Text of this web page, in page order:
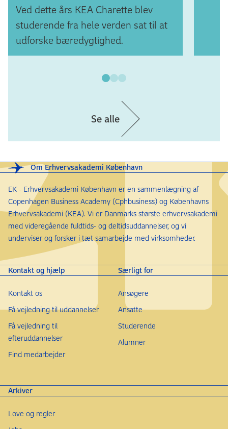
Ved dette års KEA Charette blev
studerende fra hele verden sat til at
udforske bæredygtighed.
Se alle
Om Erhvervsakademi København
EK - Erhvervsakademi København er en sammenlægning af
Copenhagen Business Academy (Cphbusiness) og Københavns
Erhvervsakademi (KEA). Vi er Danmarks største erhvervsakademi
med videregående fuldtids- og deltidsuddannelser, og vi
underviser og forsker i tæt samarbejde med virksomheder.
Kontakt og hjælp
Kontakt os
Få vejledning til uddannelser
Få vejledning til
efteruddannelser
Find medarbejder
Særligt for
Ansøgere
Ansatte
Studerende
Alumner
Arkiver
Love og regler